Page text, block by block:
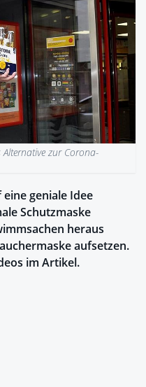
Alternative zur Corona-
geniale Idee
Schutzmaske
heraus
aufsetzen.
im Artikel.